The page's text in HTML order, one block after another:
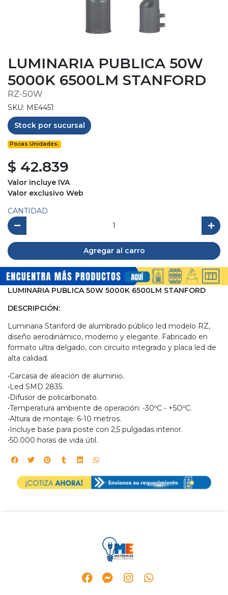
LUMINARIA PUBLICA 50W
5000K 6500LM STANFORD
RZ-50W
SKU: ME4451
Stock por sucursal
Pocas Unidades.
$ 42.839
Valor incluye IVA
Valor exclusivo Web
CANTIDAD
Agregar al carro
LUMINARIA PUBLICA 50W 5000K 6500LM STANFORD
DESCRIPCIÓN:
Luminaria Stanford de alumbrado público led modelo RZ,
diseño aerodinámico, moderno y elegante. Fabricado en
formato ultra delgado, con circuito integrado y placa led de
alta calidad.
•Carcasa de aleación de aluminio.
•Led SMD 2835.
•Difusor de policarbonato.
•Temperatura ambiente de operación: -30ºC - +5OºC.
•Altura de montaje: 6-10 metros.
•Incluye base para poste con 2,5 pulgadas interior.
•50.000 horas de vida útil.